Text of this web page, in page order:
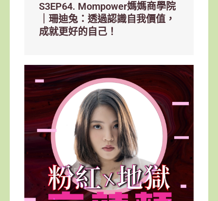
S3EP64. Mompower媽媽商學院
｜珊迪兔：透過認識自我價值，
成就更好的自己！